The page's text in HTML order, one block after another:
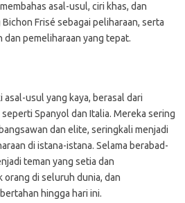
asal-usul, ciri khas, dan
Frisé sebagai peliharaan, serta
pemeliharaan yang tepat.
usul yang kaya, berasal dari
Spanyol dan Italia. Mereka sering
dan elite, seringkali menjadi
di istana-istana. Selama berabad-
teman yang setia dan
orang di seluruh dunia, dan
hingga hari ini.